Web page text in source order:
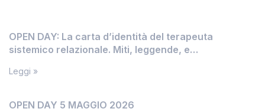
OPEN DAY: La carta d’identità del terapeuta
sistemico relazionale. Miti, leggende, e
Leggi »
OPEN DAY 5 MAGGIO 2026